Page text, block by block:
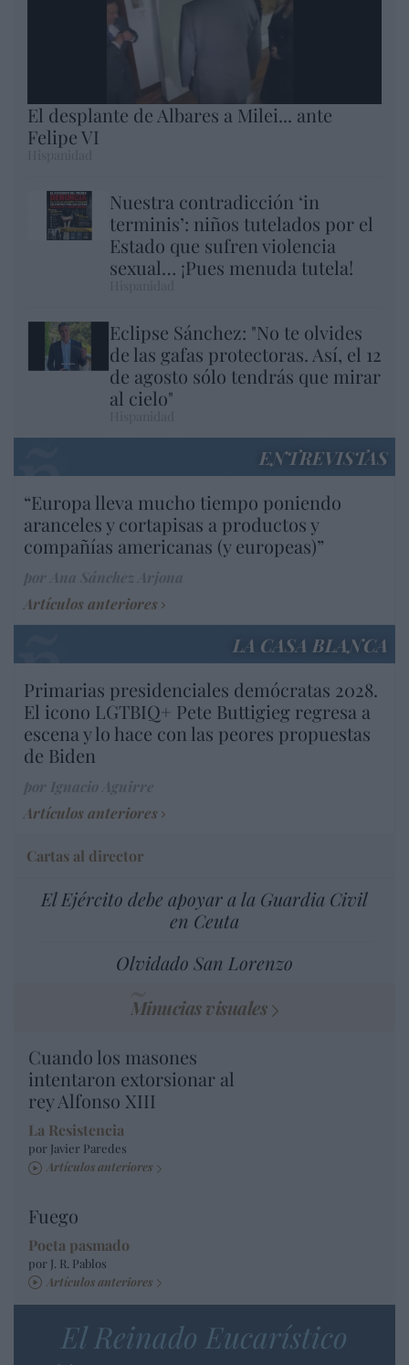
El desplante de Albares a Milei... ante
Felipe VI
Nuestra contradicción ‘in
terminis’: niños tutelados por el
Estado que sufren violencia
sexual… ¡Pues menuda tutela!
Eclipse Sánchez: "No te olvides
de las gafas protectoras. Así, el 12
de agosto sólo tendrás que mirar
al cielo"
ENTREVISTAS
“Europa lleva mucho tiempo poniendo
aranceles y cortapisas a productos y
compañías americanas (y europeas)”
Artículos anteriores
LA CASA BLANCA
Primarias presidenciales demócratas 2028.
El icono LGTBIQ+ Pete Buttigieg regresa a
escena y lo hace con las peores propuestas
de Biden
Artículos anteriores
Cartas al director
El Ejército debe apoyar a la Guardia Civil
en Ceuta
Olvidado San Lorenzo
Minucias visuales
Cuando los masones
intentaron extorsionar al
rey Alfonso XIII
La Resistencia
por Javier Paredes
Artículos anteriores
Fuego
Poeta pasmado
por J. R. Pablos
Artículos anteriores
El Reinado Eucarístico